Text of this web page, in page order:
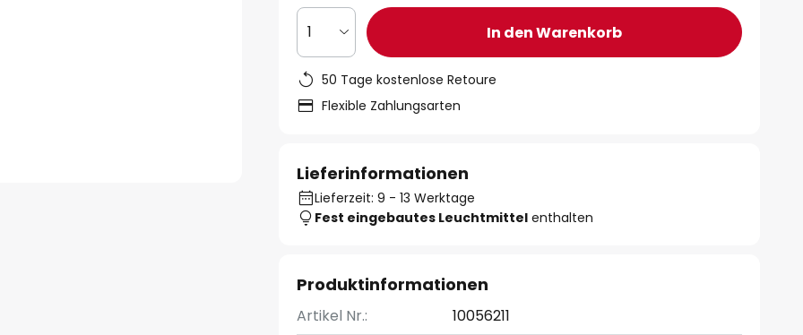
1 In den Warenkorb
50 Tage kostenlose Retoure
Flexible Zahlungsarten
Lieferinformationen
Lieferzeit: 9 - 13 Werktage
Fest eingebautes Leuchtmittel enthalten
Produktinformationen
Artikel Nr.:
10056211